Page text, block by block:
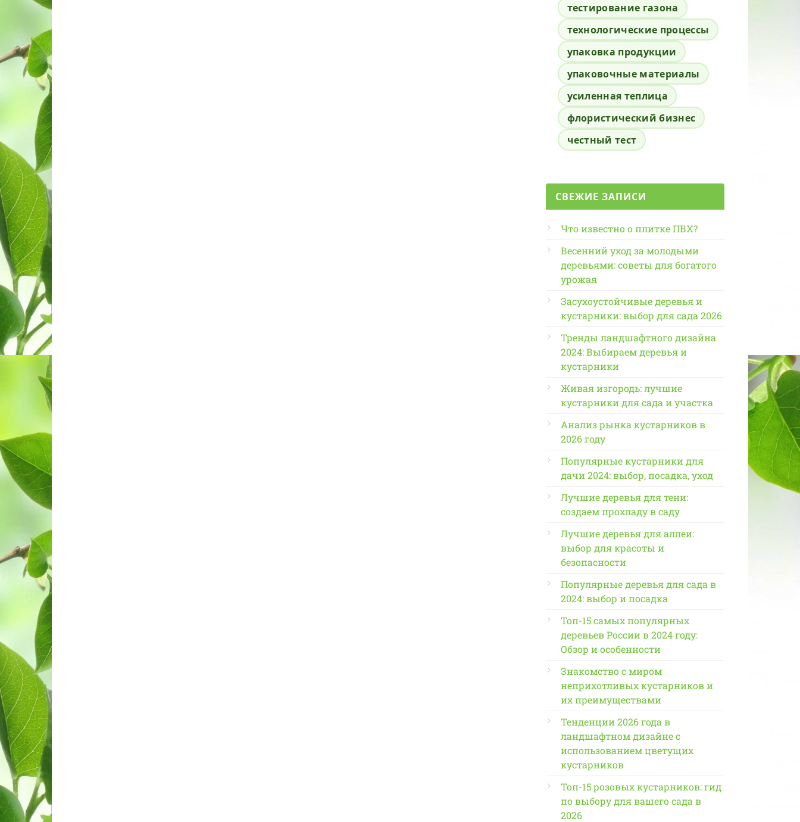
тестирование газона
технологические процессы
упаковка продукции
упаковочные материалы
усиленная теплица
флористический бизнес
честный тест
СВЕЖИЕ ЗАПИСИ
Что известно о плитке ПВХ?
Весенний уход за молодыми
деревьями: советы для богатого
урожая
Засухоустойчивые деревья и
кустарники: выбор для сада 2026
Тренды ландшафтного дизайна
2024: Выбираем деревья и
кустарники
Живая изгородь: лучшие
кустарники для сада и участка
Анализ рынка кустарников в
2026 году
Популярные кустарники для
дачи 2024: выбор, посадка, уход
Лучшие деревья для тени:
создаем прохладу в саду
Лучшие деревья для аллеи:
выбор для красоты и
безопасности
Популярные деревья для сада в
2024: выбор и посадка
Топ-15 самых популярных
деревьев России в 2024 году:
Обзор и особенности
Знакомство с миром
неприхотливых кустарников и
их преимуществами
Тенденции 2026 года в
ландшафтном дизайне с
использованием цветущих
кустарников
Топ-15 розовых кустарников: гид
по выбору для вашего сада в
2026